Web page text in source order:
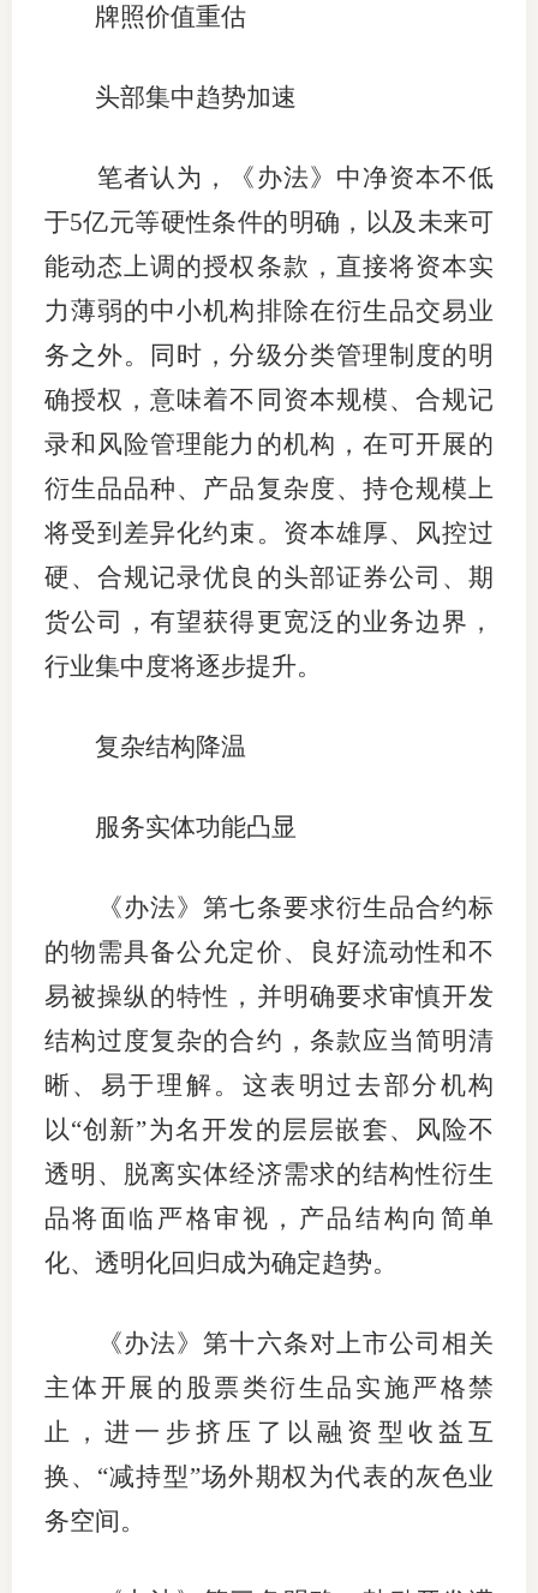
牌照价值重估
头部集中趋势加速
笔者认为，《办法》中净资本不低
于5亿元等硬性条件的明确，以及未来可
能动态上调的授权条款，直接将资本实
力薄弱的中小机构排除在衍生品交易业
务之外。同时，分级分类管理制度的明
确授权，意味着不同资本规模、合规记
录和风险管理能力的机构，在可开展的
衍生品品种、产品复杂度、持仓规模上
将受到差异化约束。资本雄厚、风控过
硬、合规记录优良的头部证券公司、期
货公司，有望获得更宽泛的业务边界，
行业集中度将逐步提升。
复杂结构降温
服务实体功能凸显
《办法》第七条要求衍生品合约标
的物需具备公允定价、良好流动性和不
易被操纵的特性，并明确要求审慎开发
结构过度复杂的合约，条款应当简明清
晰、易于理解。这表明过去部分机构
以“创新”为名开发的层层嵌套、风险不
透明、脱离实体经济需求的结构性衍生
品将面临严格审视，产品结构向简单
化、透明化回归成为确定趋势。
《办法》第十六条对上市公司相关
主体开展的股票类衍生品实施严格禁
止，进一步挤压了以融资型收益互
换、“减持型”场外期权为代表的灰色业
务空间。